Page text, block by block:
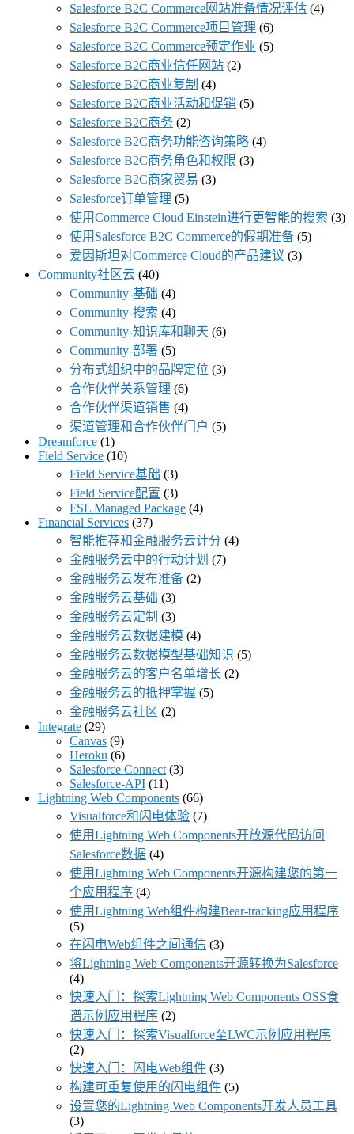
Salesforce B2C Commerce网站准备情况评估 (4)
Salesforce B2C Commerce项目管理 (6)
Salesforce B2C Commerce预定作业 (5)
Salesforce B2C商业信任网站 (2)
Salesforce B2C商业复制 (4)
Salesforce B2C商业活动和促销 (5)
Salesforce B2C商务 (2)
Salesforce B2C商务功能咨询策略 (4)
Salesforce B2C商务角色和权限 (3)
Salesforce B2C商家贸易 (3)
Salesforce订单管理 (5)
使用Commerce Cloud Einstein进行更智能的搜索 (3)
使用Salesforce B2C Commerce的假期准备 (5)
爱因斯坦对Commerce Cloud的产品建议 (3)
Community社区云 (40)
Community-基础 (4)
Community-搜索 (4)
Community-知识库和聊天 (6)
Community-部署 (5)
分布式组织中的品牌定位 (3)
合作伙伴关系管理 (6)
合作伙伴渠道销售 (4)
渠道管理和合作伙伴门户 (5)
Dreamforce (1)
Field Service (10)
Field Service基础 (3)
Field Service配置 (3)
FSL Managed Package (4)
Financial Services (37)
智能推荐和金融服务云计分 (4)
金融服务云中的行动计划 (7)
金融服务云发布准备 (2)
金融服务云基础 (3)
金融服务云定制 (3)
金融服务云数据建模 (4)
金融服务云数据模型基础知识 (5)
金融服务云的客户名单增长 (2)
金融服务云的抵押掌握 (5)
金融服务云社区 (2)
Integrate (29)
Canvas (9)
Heroku (6)
Salesforce Connect (3)
Salesforce-API (11)
Lightning Web Components (66)
Visualforce和闪电体验 (7)
使用Lightning Web Components开放源代码访问
Salesforce数据 (4)
使用Lightning Web Components开源构建您的第一
个应用程序 (4)
使用Lightning Web组件构建Bear-tracking应用程序
(5)
在闪电Web组件之间通信 (3)
将Lightning Web Components开源转换为Salesforce
(4)
快速入门：探索Lightning Web Components OSS食
谱示例应用程序 (2)
快速入门：探索Visualforce至LWC示例应用程序
(2)
快速入门：闪电Web组件 (3)
构建可重复使用的闪电组件 (5)
设置您的Lightning Web Components开发人员工具
(3)